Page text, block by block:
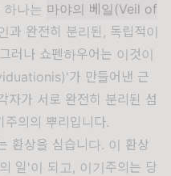
하나는 마야의 베일(Veil of
과 완전히 분리된, 독립적이
러나 쇼펜하우어는 이것이
가 만들어낸 근
자가 서로 완전히 분리된 섬
의의 뿌리입니다.
환상을 심습니다. 이 환상
일'이 되고, 이기주의는 당